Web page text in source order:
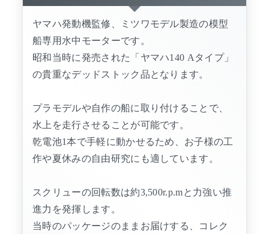
ヤマハ発動機監修、ミツワモデル製造の模型
船専用水中モーターです。
昭和当時に発売された「ヤマハ140 Aタイプ」
の貴重なデッドストック品となります。
プラモデルや自作の船に取り付けることで、
水上を走行させることが可能です。
乾電池1本で手軽に動かせるため、お子様の工
作や夏休みの自由研究にも適しています。
スクリューの回転数は約3,500r.p.mと力強い推
進力を発揮します。
当時のパッケージのままお届けする、コレク